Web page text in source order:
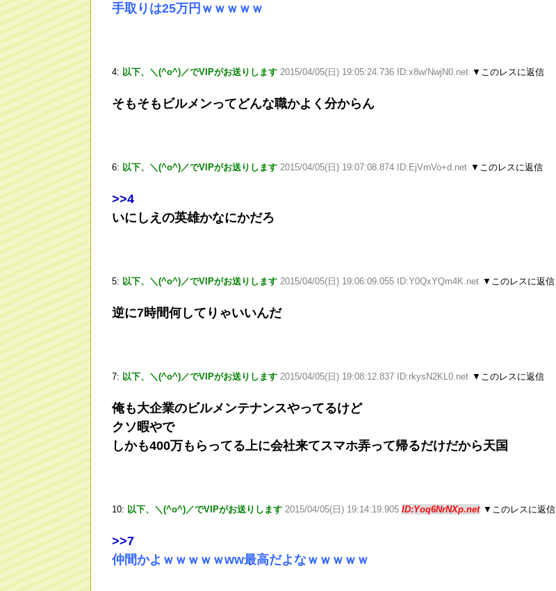
手取りは25万円ｗｗｗｗｗ
4: 以下、＼(^o^)／でVIPがお送りします 2015/04/05(日) 19:05:24.736 ID:x8w/NwjN0.net ▼このレスに返信
そもそもビルメンってどんな職かよく分からん
6: 以下、＼(^o^)／でVIPがお送りします 2015/04/05(日) 19:07:08.874 ID:EjVrnVo+d.net ▼このレスに返信
>>4
いにしえの英雄かなにかだろ
5: 以下、＼(^o^)／でVIPがお送りします 2015/04/05(日) 19:06:09.055 ID:Y0QxYQm4K.net ▼このレスに返信
逆に7時間何してりゃいいんだ
7: 以下、＼(^o^)／でVIPがお送りします 2015/04/05(日) 19:08:12.837 ID:rkysN2KL0.net ▼このレスに返信
俺も大企業のビルメンテナンスやってるけど
クソ暇やで
しかも400万もらってる上に会社来てスマホ弄って帰るだけだから天国
10: 以下、＼(^o^)／でVIPがお送りします 2015/04/05(日) 19:14:19.905 ID:Yoq6NrNXp.net ▼このレスに返信
>>7
仲間かよｗｗｗｗｗww最高だよなｗｗｗｗｗ